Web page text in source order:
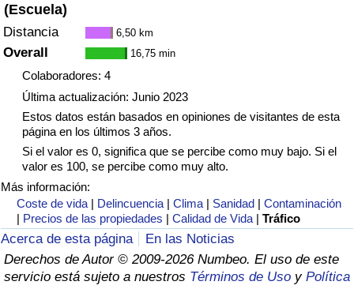
(Escuela)
Distancia 6,50 km
Overall 16,75 min
Colaboradores: 4
Última actualización: Junio 2023
Estos datos están basados en opiniones de visitantes de esta
página en los últimos 3 años.
Si el valor es 0, significa que se percibe como muy bajo. Si el
valor es 100, se percibe como muy alto.
Más información:
Coste de vida | Delincuencia |Clima | Sanidad |Contaminación
| Precios de las propiedades |Calidad de Vida |Tráfico
Acerca de esta página
En las Noticias
Derechos de Autor © 2009-2026 Numbeo. El uso de este
servicio está sujeto a nuestros Términos de Uso y Política